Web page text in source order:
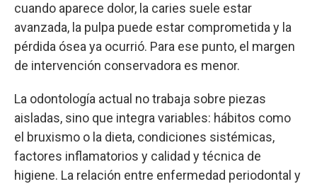
cuando aparece dolor, la caries suele estar
avanzada, la pulpa puede estar comprometida y la
pérdida ósea ya ocurrió. Para ese punto, el margen
de intervención conservadora es menor.
La odontología actual no trabaja sobre piezas
aisladas, sino que integra variables: hábitos como
el bruxismo o la dieta, condiciones sistémicas,
factores inflamatorios y calidad y técnica de
higiene. La relación entre enfermedad periodontal y